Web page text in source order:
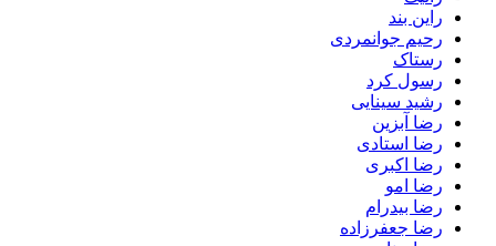
راین بند
رحیم جوانمردی
رستاک
رسول کرد
رشید سینایی
رضا آبزین
رضا استادی
رضا اکبری
رضا امو
رضا بیدرام
رضا جعفرزاده